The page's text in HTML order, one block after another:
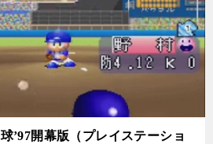
’97開幕版（プレイステーショ